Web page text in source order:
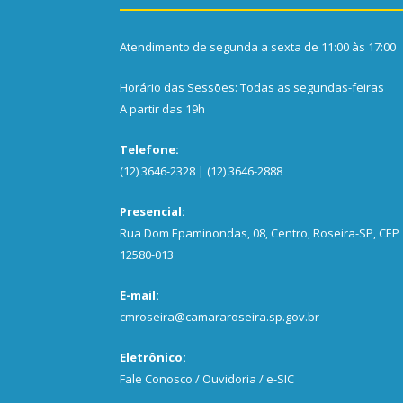
Atendimento de segunda a sexta de 11:00 às 17:00
Horário das Sessões: Todas as segundas-feiras
A partir das 19h
Telefone:
(12) 3646-2328 | (12) 3646-2888
Presencial:
Rua Dom Epaminondas, 08, Centro, Roseira-SP, CEP
12580-013
E-mail:
cmroseira@camararoseira.sp.gov.br
Eletrônico:
Fale Conosco / Ouvidoria / e-SIC